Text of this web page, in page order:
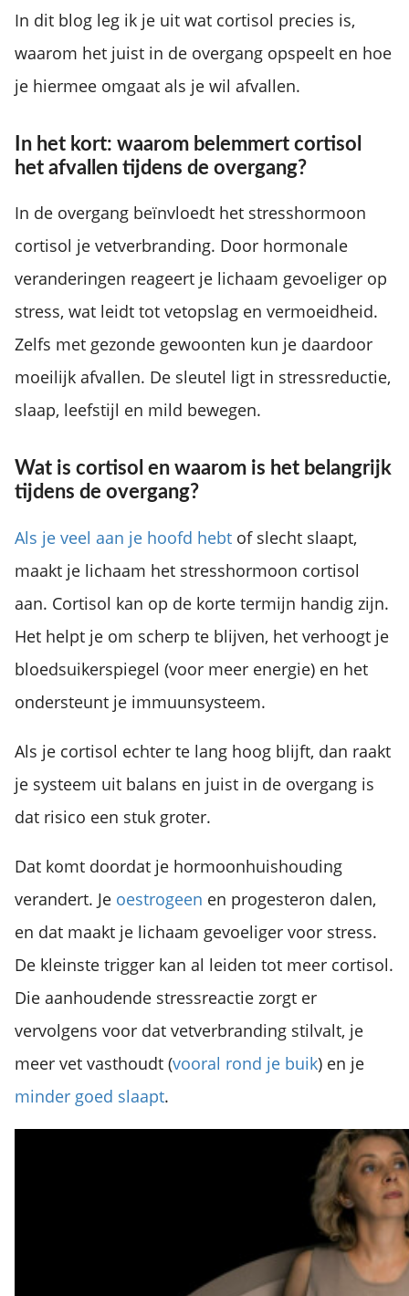
In dit blog leg ik je uit wat cortisol precies is,
waarom het juist in de overgang opspeelt en hoe
je hiermee omgaat als je wil afvallen.
In het kort: waarom belemmert cortisol
het afvallen tijdens de overgang?
In de overgang beïnvloedt het stresshormoon
cortisol je vetverbranding. Door hormonale
veranderingen reageert je lichaam gevoeliger op
stress, wat leidt tot vetopslag en vermoeidheid.
Zelfs met gezonde gewoonten kun je daardoor
moeilijk afvallen. De sleutel ligt in stressreductie,
slaap, leefstijl en mild bewegen.
Wat is cortisol en waarom is het belangrijk
tijdens de overgang?
Als je veel aan je hoofd hebt of slecht slaapt,
maakt je lichaam het stresshormoon cortisol
aan. Cortisol kan op de korte termijn handig zijn.
Het helpt je om scherp te blijven, het verhoogt je
bloedsuikerspiegel (voor meer energie) en het
ondersteunt je immuunsysteem.
Als je cortisol echter te lang hoog blijft, dan raakt
je systeem uit balans en juist in de overgang is
dat risico een stuk groter.
Dat komt doordat je hormoonhuishouding
verandert. Je oestrogeen en progesteron dalen,
en dat maakt je lichaam gevoeliger voor stress.
De kleinste trigger kan al leiden tot meer cortisol.
Die aanhoudende stressreactie zorgt er
vervolgens voor dat vetverbranding stilvalt, je
meer vet vasthoudt (vooral rond je buik) en je
minder goed slaapt.